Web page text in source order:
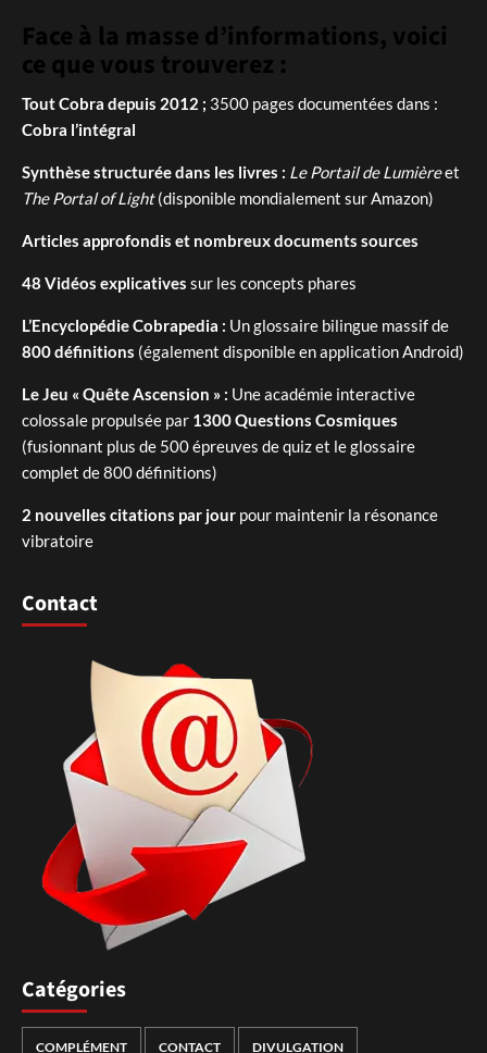
Face à la masse d’informations, voici
ce que vous trouverez :
Tout Cobra depuis 2012 ; 3500 pages documentées dans :
Cobra l’intégral
Synthèse structurée dans les livres : Le Portail de Lumièreet
The Portal of Light(disponible mondialement sur Amazon)
Articles approfondis et nombreux documents sources
48 Vidéos explicatives sur les concepts phares
L’Encyclopédie Cobrapedia : Un glossaire bilingue massif de
800 définitions (également disponible en application Android)
Le Jeu « Quête Ascension » : Une académie interactive
colossale propulsée par 1300 Questions Cosmiques
(fusionnant plus de 500 épreuves de quiz et le glossaire
complet de 800 définitions)
2 nouvelles citations par jour pour maintenir la résonance
vibratoire
Contact
Catégories
COMPLÉMENT CONTACT DIVULGATION